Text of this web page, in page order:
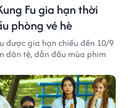
Fu gia hạn thời
phòng vé hè
được gia hạn chiếu đến 10/9
dân tệ, dẫn đầu mùa phim